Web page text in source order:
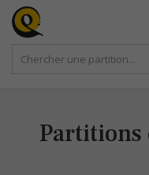
Partitions